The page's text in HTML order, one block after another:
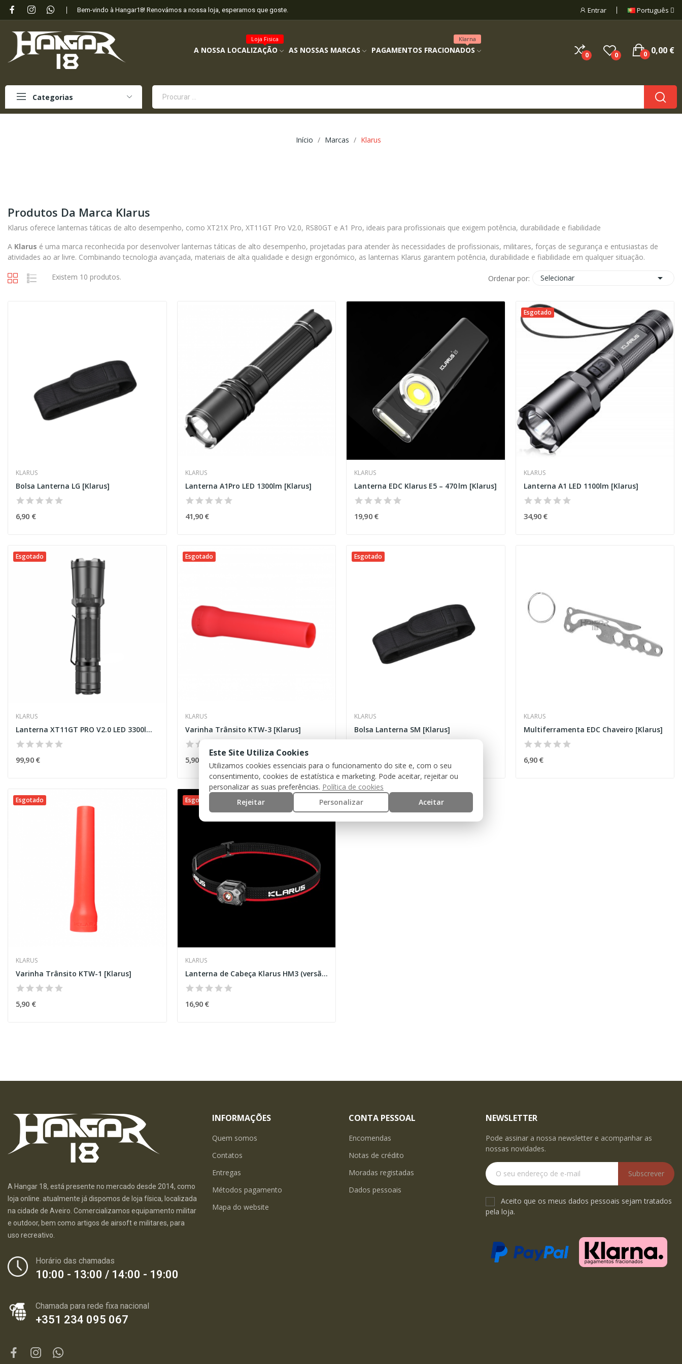
Bem-vindo à Hangar18! Renovámos a nossa loja, esperamos que goste. Entrar Português
A NOSSA LOCALIZAÇÃO
Loja Fisica
AS NOSSAS MARCAS PAGAMENTOS FRACIONADOS
Klarna
0 0 0,00 €
0
Categorias
Início Marcas Klarus
Produtos Da Marca Klarus
Klarus oferece lanternas táticas de alto desempenho, como XT21X Pro, XT11GT Pro V2.0, RS80GT e A1 Pro, ideais para profissionais que exigem potência, durabilidade e fiabilidade
A Klarus é uma marca reconhecida por desenvolver lanternas táticas de alto desempenho, projetadas para atender às necessidades de profissionais, militares, forças de segurança e entusiastas de
atividades ao ar livre. Combinando tecnologia avançada, materiais de alta qualidade e design ergonómico, as lanternas Klarus garantem potência, durabilidade e fiabilidade em qualquer situação.
Existem 10 produtos. Ordenar por: Selecionar 
KLARUS
Bolsa Lanterna LG [Klarus]
6,90 €
KLARUS
Lanterna A1Pro LED 1300lm [Klarus]
41,90 €
KLARUS
Lanterna EDC Klarus E5 – 470 lm [Klarus]
19,90 €
Esgotado
KLARUS
Lanterna A1 LED 1100lm [Klarus]
34,90 €
Esgotado
KLARUS
Lanterna XT11GT PRO V2.0 LED 3300lm [Klarus]
99,90 €
Esgotado
KLARUS
Varinha Trânsito KTW-3 [Klarus]
5,90 €
Esgotado
KLARUS
Bolsa Lanterna SM [Klarus]
KLARUS
Multiferramenta EDC Chaveiro [Klarus]
6,90 €
Esgotado
KLARUS
Varinha Trânsito KTW-1 [Klarus]
5,90 €
Esgotado
KLARUS
Lanterna de Cabeça Klarus HM3 (versão...
16,90 €
A Hangar 18, está presente no mercado desde 2014, como
loja online. atualmente já dispomos de loja física, localizada
na cidade de Aveiro. Comercializamos equipamento militar
e outdoor, bem como artigos de airsoft e militares, para
uso recreativo.
Horário das chamadas
10:00 - 13:00 / 14:00 - 19:00
Chamada para rede fixa nacional
+351 234 095 067
INFORMAÇÕES
Quem somos
Contatos
Entregas
Métodos pagamento
Mapa do website
CONTA PESSOAL
Encomendas
Notas de crédito
Moradas registadas
Dados pessoais
NEWSLETTER
Pode assinar a nossa newsletter e acompanhar as
nossas novidades.
Subscrever
Aceito que os meus dados pessoais sejam tratados
pela loja.
Este Site Utiliza Cookies
Utilizamos cookies essenciais para o funcionamento do site e, com o seu
consentimento, cookies de estatística e marketing. Pode aceitar, rejeitar ou
personalizar as suas preferências. Política de cookies
Rejeitar
Personalizar Aceitar